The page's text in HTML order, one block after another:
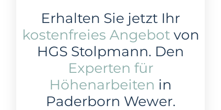
Erhalten Sie jetzt Ihr
kostenfreies Angebotvon
HGS Stolpmann. Den
Experten für
Höhenarbeiten in
Paderborn Wewer.